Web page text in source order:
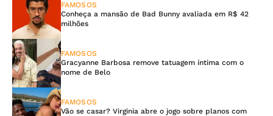
FAMOSOS
Conheça a mansão de Bad Bunny avaliada em R$ 42
milhões
FAMOSOS
Gracyanne Barbosa remove tatuagem íntima com o
nome de Belo
FAMOSOS
Vão se casar? Virginia abre o jogo sobre planos com